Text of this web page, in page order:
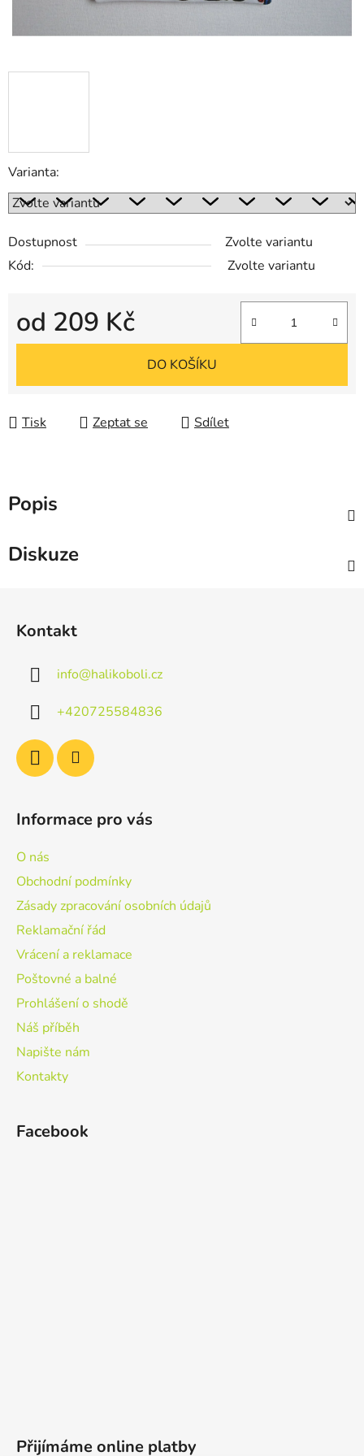
Varianta:
Dostupnost
Zvolte variantu
Kód:
Zvolte variantu
od 209 Kč
Měrná cena:
DO KOŠÍKU
Tisk Zeptat se Sdílet
Popis
Diskuze
Kontakt
info@halikoboli.cz
+420725584836
Informace pro vás
O nás
Obchodní podmínky
Zásady zpracování osobních údajů
Reklamační řád
Vrácení a reklamace
Poštovné a balné
Prohlášení o shodě
Náš příběh
Napište nám
Kontakty
Facebook
Přijímáme online platby